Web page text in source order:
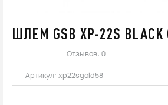
ШЛЕМ GSB XP-22S BLACK
Отзывов: 0
Артикул: xp22sgold58